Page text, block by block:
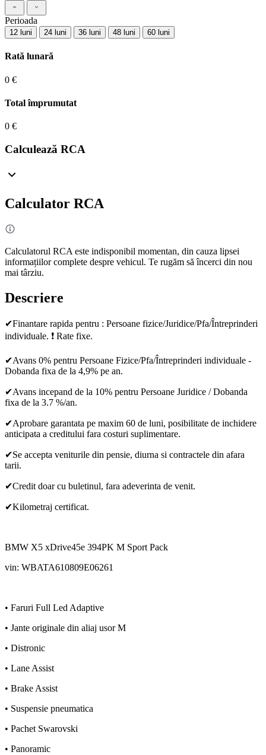
Perioada
12 luni 24 luni 36 luni 48 luni 60 luni
Rată lunară
0 €
Total împrumutat
0 €
Calculează RCA
Calculator RCA
Calculatorul RCA este indisponibil momentan, din cauza lipsei
informațiilor complete despre vehicul. Te rugăm să încerci din nou
mai târziu.
Descriere
✔Finantare rapida pentru : Persoane fizice/Juridice/Pfa/Întreprinderi
individuale. ❗ Rate fixe.
✔Avans 0% pentru Persoane Fizice/Pfa/Întreprinderi individuale -
Dobanda fixa de la 4,9% pe an.
✔Avans incepand de la 10% pentru Persoane Juridice / Dobanda
fixa de la 3.7 %/an.
✔Aprobare garantata pe maxim 60 de luni, posibilitate de inchidere
anticipata a creditului fara costuri suplimentare.
✔Se accepta veniturile din pensie, diurna si contractele din afara
tarii.
✔Credit doar cu buletinul, fara adeverinta de venit.
✔Kilometraj certificat.
BMW X5 xDrive45e 394PK M Sport Pack
vin: WBATA610809E06261
• Faruri Full Led Adaptive
• Jante originale din aliaj usor M
• Distronic
• Lane Assist
• Brake Assist
• Suspensie pneumatica
• Pachet Swarovski
• Panoramic